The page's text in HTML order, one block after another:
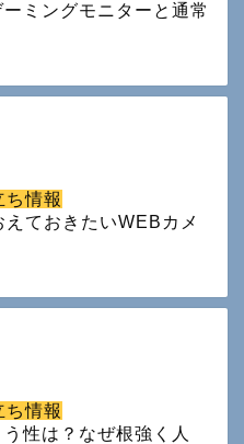
ミングモニターと通常
ち情報
ておきたいWEBカメ
ち情報
性は？なぜ根強く人